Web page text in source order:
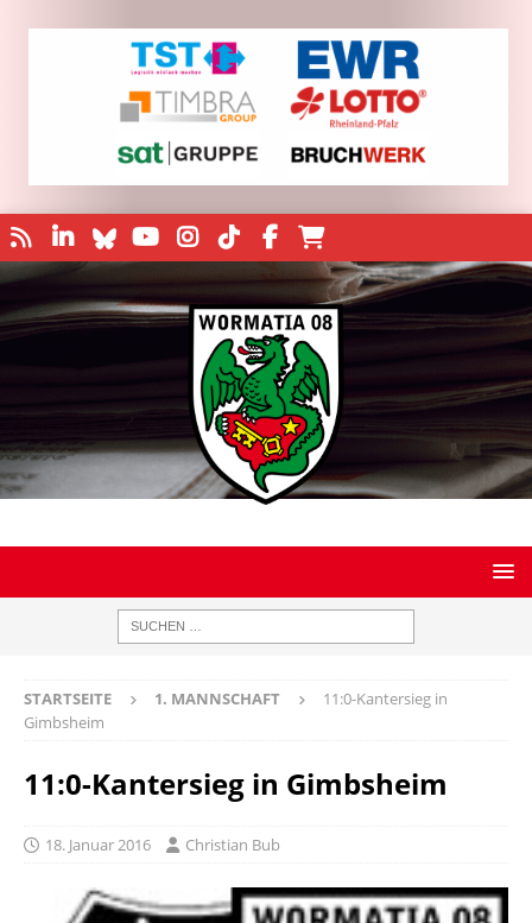
STARTSEITE 1. MANNSCHAFT
11:0-Kantersieg in
Gimbsheim
11:0-Kantersieg in Gimbsheim
18. Januar 2016 Christian Bub